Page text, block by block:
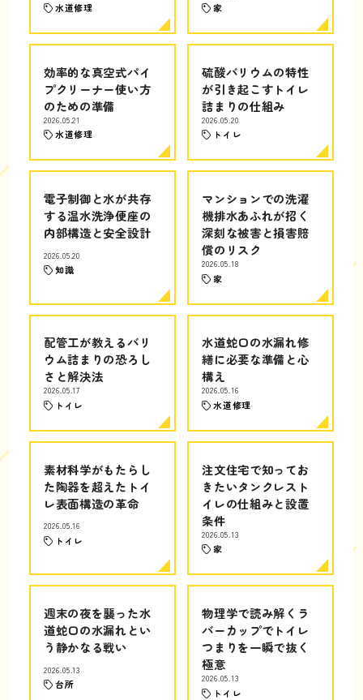
水道修理 家
効率的な真空式パイ
プクリーナー使い方
のための準備
2026.05.21
水道修理
硫酸バリウムの特性
が引き起こすトイレ
詰まりの仕組み
2026.05.20
トイレ
電子制御と水が共存
する温水洗浄便座の
内部構造と安全設計
2026.05.20
知識
マンションでの洗濯
機排水あふれが招く
深刻な被害と損害賠
償のリスク
2026.05.18
家
配管工が教えるバリ
ウム詰まりの恐ろし
さと解決法
2026.05.17
トイレ
水道蛇口の水漏れ修
繕に必要な準備と心
構え
2026.05.16
水道修理
素材科学がもたらし
た陶器を超えたトイ
レ表面構造の革命
2026.05.16
トイレ
注文住宅で知ってお
きたいタンクレスト
イレの仕組みと設置
条件
2026.05.13
家
週末の夜を襲った水
道蛇口の水漏れとい
う静かなる戦い
2026.05.13
台所
物理学で読み解くラ
バーカップでトイレ
つまりを一瞬で抜く
極意
2026.05.13
トイレ